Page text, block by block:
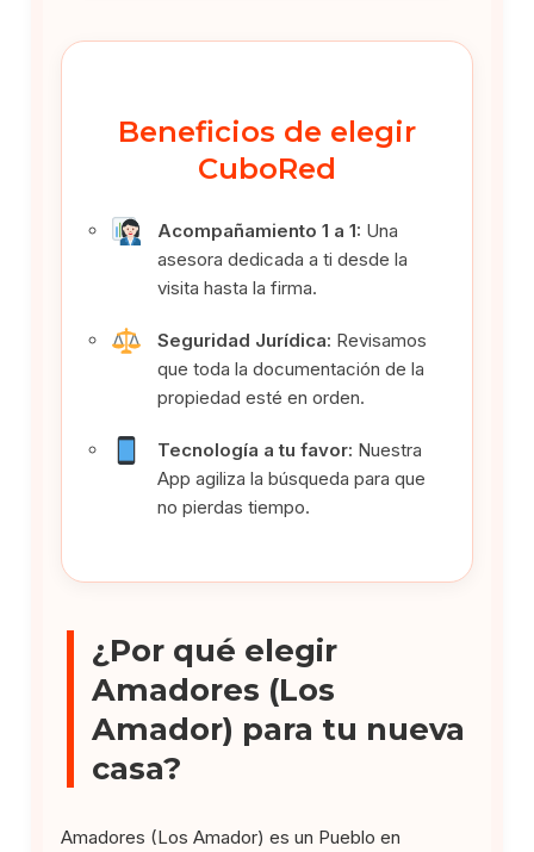
Beneficios de elegir
CuboRed
Acompañamiento 1 a 1: Una
asesora dedicada a ti desde la
visita hasta la firma.
Seguridad Jurídica: Revisamos
que toda la documentación de la
propiedad esté en orden.
Tecnología a tu favor: Nuestra
App agiliza la búsqueda para que
no pierdas tiempo.
¿Por qué elegir
Amadores (Los
Amador) para tu nueva
casa?
Amadores (Los Amador) es un Pueblo en